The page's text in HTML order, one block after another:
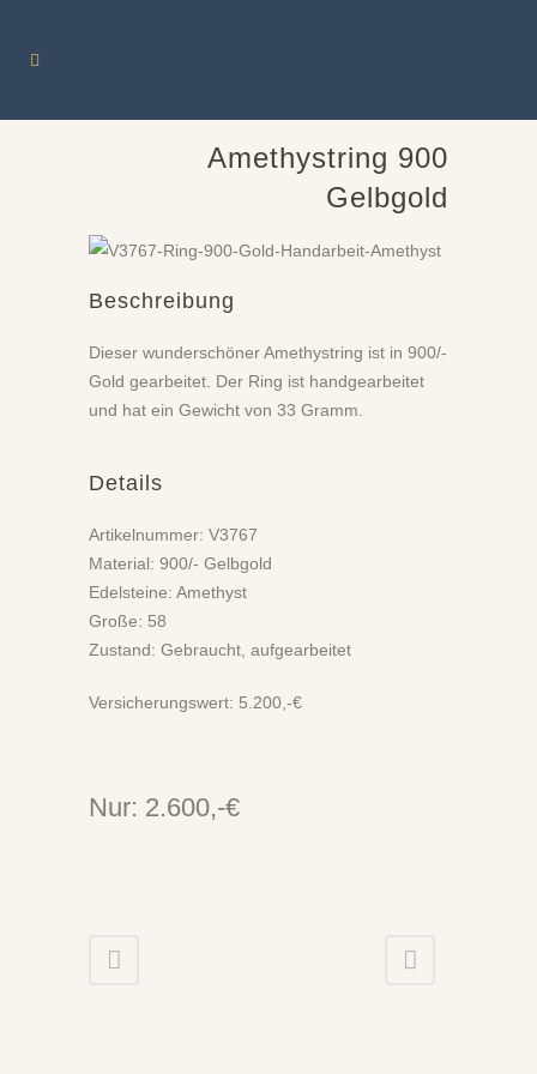
Amethystring 900
Gelbgold
Beschreibung
Dieser wunderschöner Amethystring ist in 900/-
Gold gearbeitet. Der Ring ist handgearbeitet
und hat ein Gewicht von 33 Gramm.
Details
Artikelnummer: V3767
Material: 900/- Gelbgold
Edelsteine: Amethyst
Große: 58
Zustand: Gebraucht, aufgearbeitet
Versicherungswert: 5.200,-€
Nur: 2.600,-€